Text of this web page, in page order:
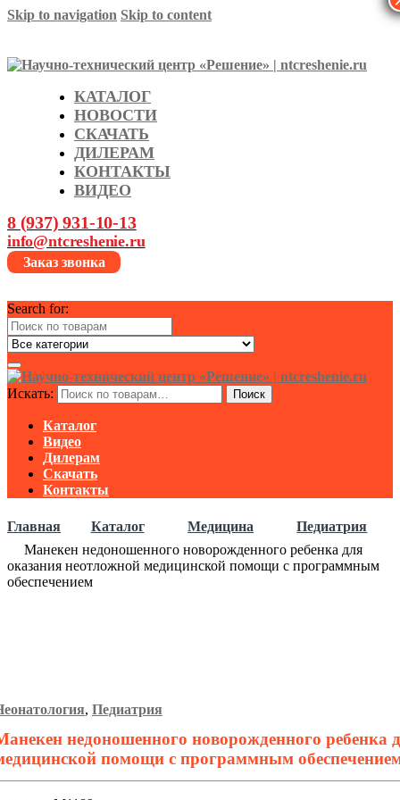
Skip to navigation Skip to content
КАТАЛОГ
НОВОСТИ
СКАЧАТЬ
ДИЛЕРАМ
КОНТАКТЫ
ВИДЕО
8 (937) 931-10-13
info@ntcreshenie.ru
Заказ звонка
Search for:
Искать: Поиск
Каталог
Видео
Дилерам
Скачать
Контакты
Главная Каталог Медицина
Педиатрия
Манекен недоношенного новорожденного ребенка для
оказания неотложной медицинской помощи с программным
обеспечением
, Педиатрия
недоношенного новорожденного ребенка
помощи с программным